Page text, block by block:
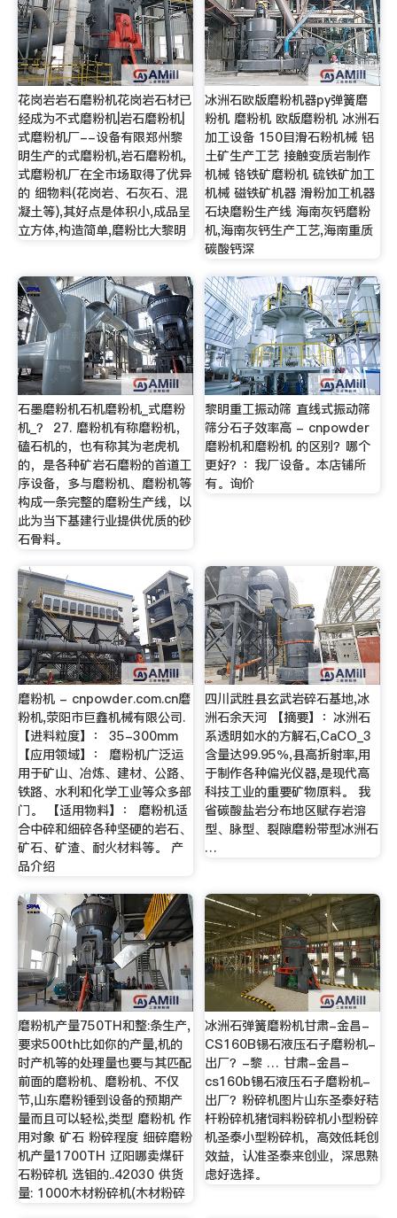
花岗岩岩石磨粉机花岗岩石材已
经成为不式磨粉机|岩石磨粉机|
式磨粉机厂--设备有限郑州黎
明生产的式磨粉机,岩石磨粉机,
式磨粉机厂在全市场取得了优异
的 细物料(花岗岩、石灰石、混
凝土等),其好点是体积小,成品呈
立方体,构造简单,磨粉比大黎明
冰洲石欧版磨粉机器py弹簧磨
粉机 磨粉机 欧版磨粉机 冰洲石
加工设备 150目滑石粉机械 铝
土矿生产工艺 接触变质岩制作
机械 铬铁矿磨粉机 硫铁矿加工
机械 磁铁矿机器 滑粉加工机器
石块磨粉生产线 海南灰钙磨粉
机,海南灰钙生产工艺,海南重质
碳酸钙深
石墨磨粉机石机磨粉机_式磨粉
机_？ 27. 磨粉机有称磨粉机，
磕石机的，也有称其为老虎机
的，是各种矿岩石磨粉的首道工
序设备，多与磨粉机、磨粉机等
构成一条完整的磨粉生产线，以
此为当下基建行业提供优质的砂
石骨料。
黎明重工振动筛 直线式振动筛
筛分石子效率高 - cnpowder
磨粉机和磨粉机 的区别？哪个
更好？：我厂设备。本店铺所
有。询价
磨粉机 - cnpowder.com.cn磨
粉机,荥阳市巨鑫机械有限公司.
【进料粒度】： 35-300mm
【应用领域】： 磨粉机广泛运
用于矿山、冶炼、建材、公路、
铁路、水利和化学工业等众多部
门。 【适用物料】： 磨粉机适
合中碎和细碎各种坚硬的岩石、
矿石、矿渣、耐火材料等。 产
品介绍
四川武胜县玄武岩碎石基地,冰
洲石余天河 【摘要】：冰洲石
系透明如水的方解石,CaCO_3
含量达99.95％,县高折射率,用
于制作各种偏光仪器,是现代高
科技工业的重要矿物原料。 我
省碳酸盐岩分布地区赋存岩溶
型、脉型、裂隙磨粉带型冰洲石
…
磨粉机产量750TH和整:条生产,
要求500th比如你的产量,机的
时产机等的处理量也要与其匹配
前面的磨粉机、磨粉机、不仅
节,山东磨粉锤到设备的预期产
量而且可以轻松,类型 磨粉机 作
用对象 矿石 粉碎程度 细碎磨粉
机产量1700TH 辽阳哪卖煤矸
石粉碎机 选钼的..42030 供货
量: 1000木材粉碎机(木材粉碎
冰洲石弹簧磨粉机甘肃-金昌-
CS160B锡石液压石子磨粉机-
出厂？-黎 … 甘肃-金昌-
cs160b锡石液压石子磨粉机-
出厂？粉碎机图片山东圣泰好秸
杆粉碎机猪饲料粉碎机小型粉碎
机圣泰小型粉碎机，高效低耗创
效益，认准圣泰来创业，深思熟
虑好选择。